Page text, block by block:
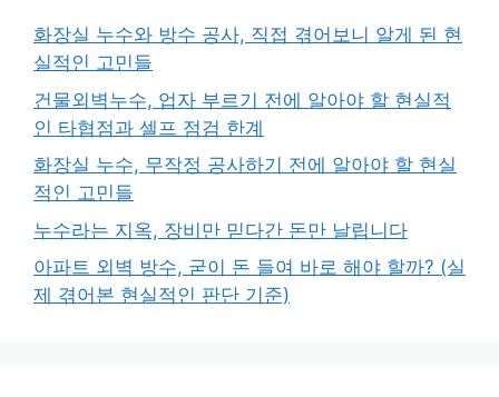
화장실 누수와 방수 공사, 직접 겪어보니 알게 된 현
실적인 고민들
건물외벽누수, 업자 부르기 전에 알아야 할 현실적
인 타협점과 셀프 점검 한계
화장실 누수, 무작정 공사하기 전에 알아야 할 현실
적인 고민들
누수라는 지옥, 장비만 믿다간 돈만 날립니다
아파트 외벽 방수, 굳이 돈 들여 바로 해야 할까? (실
제 겪어본 현실적인 판단 기준)